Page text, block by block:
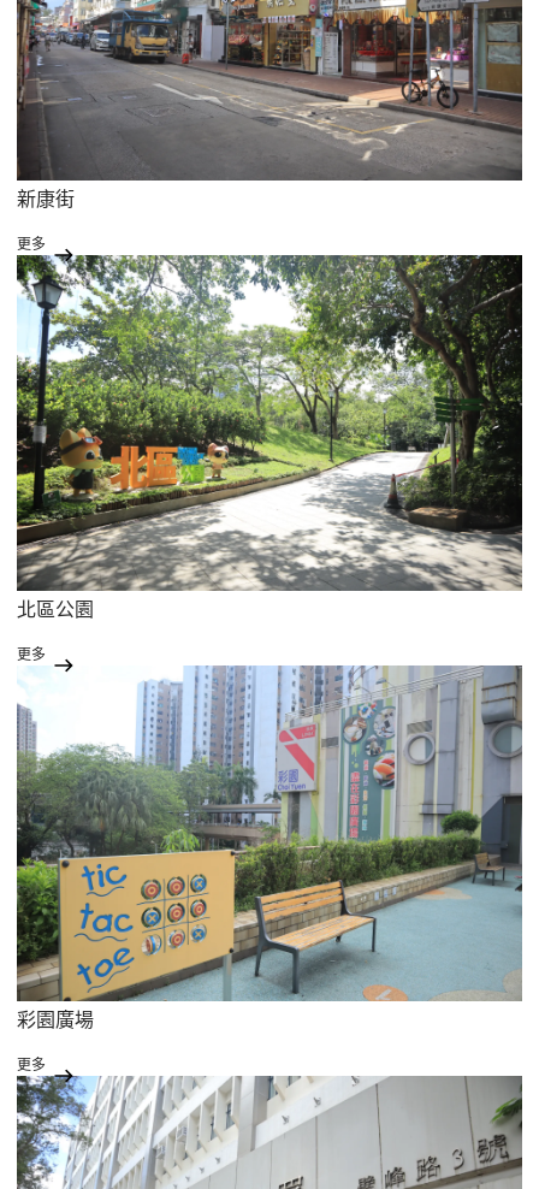
新康街
更多
北區公園
更多
彩園廣場
更多